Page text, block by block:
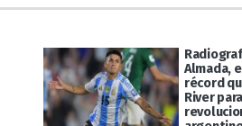
Almada,
récord
River para